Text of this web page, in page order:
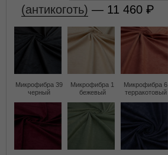
(антикоготь) — 11 460
Микрофибра 39
черный
Микрофибра 1
бежевый
Микрофибра 6
терракотовый